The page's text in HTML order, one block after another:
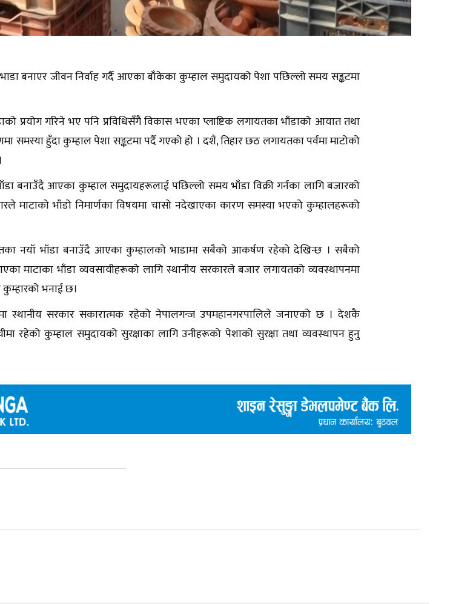
बनाएर जीवन निर्वाह गर्दै आएका बाँकेका कुम्हाल समुदायको पेशा पछिल्लो समय सङ्कटमा
प्रयोग गरिने भए पनि प्रविधिसँगै विकास भएका प्लाष्टिक लगायतका भाँडाको आयात तथा
समस्या हुँदा कुम्हाल पेशा सङ्कटमा पर्दै गएको हो । दशैं, तिहार छठ लगायतका पर्वमा माटोको
बनाउँदै आएका कुम्हाल समुदायहरूलाई पछिल्लो समय भाँडा विक्री गर्नका लागि बजारको
माटाको भाँडो निमार्णका विषयमा चासो नदेखाएका कारण समस्या भएको कुम्हालहरूको
नयाँ भाँडा बनाउँदै आएका कुम्हालको भाडामा सबैको आकर्षण रहेको देखिन्छ । सबैको
माटाका भाँडा व्यवसायीहरूको लागि स्थानीय सरकारले बजार लगायतको व्यवस्थापनमा
कुम्हारको भनाई छ।
स्थानीय सरकार सकारात्मक रहेको नेपालगन्ज उपमहानगरपालिले जनाएको छ । देशकै
रहेको कुम्हाल समुदायको सुरक्षाका लागि उनीहरूको पेशाको सुरक्षा तथा व्यवस्थापन हुनु